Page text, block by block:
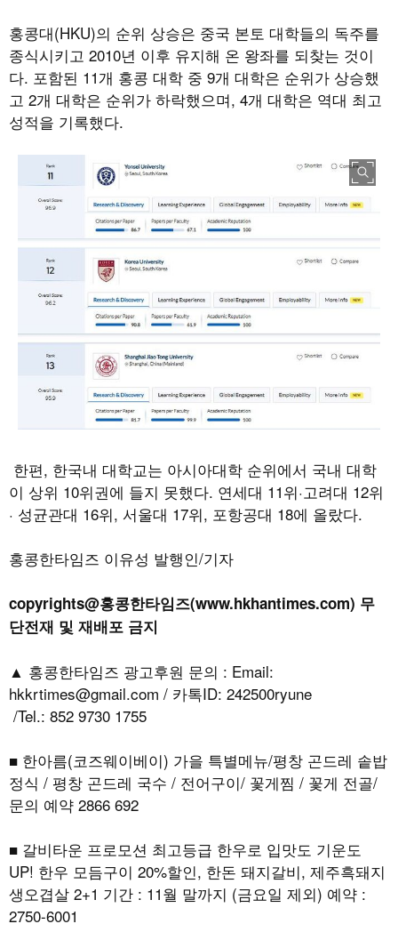
홍콩대(HKU)의 순위 상승은 중국 본토 대학들의 독주를
종식시키고 2010년 이후 유지해 온 왕좌를 되찾는 것이
다. 포함된 11개 홍콩 대학 중 9개 대학은 순위가 상승했
고 2개 대학은 순위가 하락했으며, 4개 대학은 역대 최고
성적을 기록했다.
한편, 한국내 대학교는 아시아대학 순위에서 국내 대학
이 상위 10위권에 들지 못했다. 연세대 11위·고려대 12위
· 성균관대 16위, 서울대 17위, 포항공대 18에 올랐다.
홍콩한타임즈 이유성 발행인/기자
copyrights@홍콩한타임즈(www.hkhantimes.com) 무
단전재 및 재배포 금지
▲ 홍콩한타임즈 광고후원 문의 : Email:
hkkrtimes@gmail.com / 카톡ID: 242500ryune
/Tel.: 852 9730 1755
■ 한아름(코즈웨이베이) 가을 특별메뉴/평창 곤드레 솥밥
정식 / 평창 곤드레 국수 / 전어구이/ 꽃게찜 / 꽃게 전골/
문의 예약 2866 692
■ 갈비타운 프로모션 최고등급 한우로 입맛도 기운도
UP! 한우 모듬구이 20%할인, 한돈 돼지갈비, 제주흑돼지
생오겹살 2+1 기간 : 11월 말까지 (금요일 제외) 예약 :
2750-6001